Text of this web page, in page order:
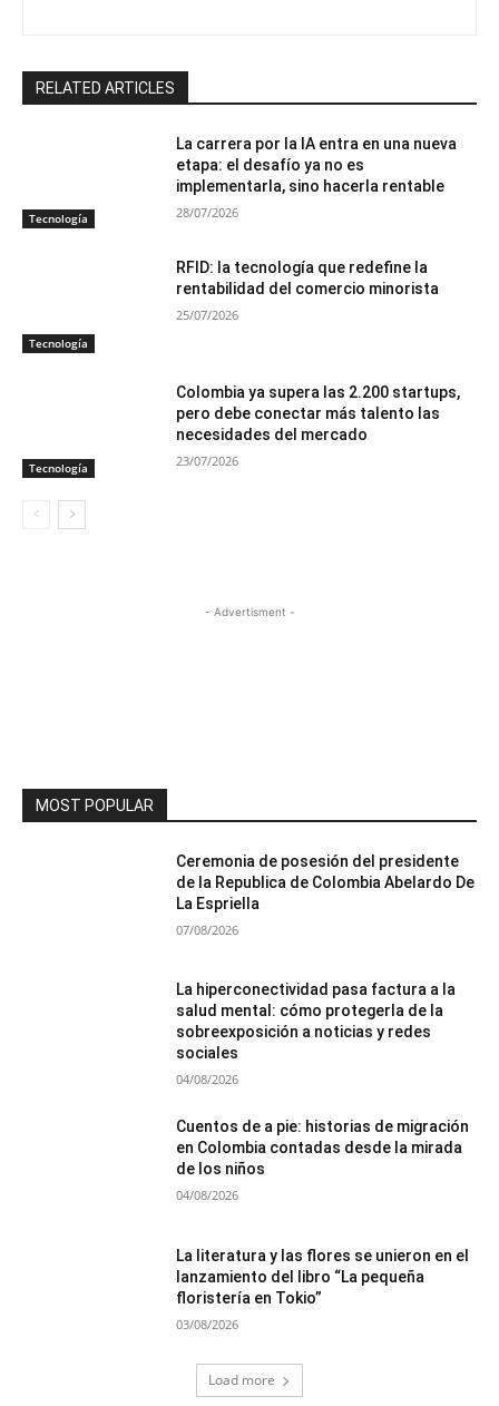
RELATED ARTICLES
Tecnología
La carrera por la IA entra en una nueva
etapa: el desafío ya no es
implementarla, sino hacerla rentable
28/07/2026
Tecnología
RFID: la tecnología que redefine la
rentabilidad del comercio minorista
25/07/2026
Tecnología
Colombia ya supera las 2.200 startups,
pero debe conectar más talento las
necesidades del mercado
23/07/2026
- Advertisment -
MOST POPULAR
Ceremonia de posesión del presidente
de la Republica de Colombia Abelardo De
La Espriella
07/08/2026
La hiperconectividad pasa factura a la
salud mental: cómo protegerla de la
sobreexposición a noticias y redes
sociales
04/08/2026
Cuentos de a pie: historias de migración
en Colombia contadas desde la mirada
de los niños
04/08/2026
La literatura y las flores se unieron en el
lanzamiento del libro “La pequeña
floristería en Tokio”
03/08/2026
Load more